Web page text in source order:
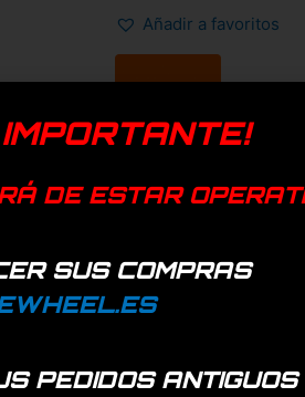
Añadir a favoritos
DE ESTAR
SUS COMPRAS
PEDIDOS ANTIGUOS